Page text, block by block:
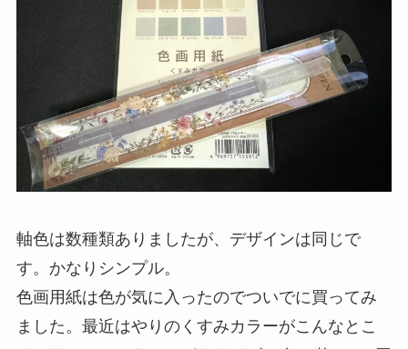
軸色は数種類ありましたが、デザインは同じで
す。かなりシンプル。
色画用紙は色が気に入ったのでついでに買ってみ
ました。最近はやりのくすみカラーがこんなとこ